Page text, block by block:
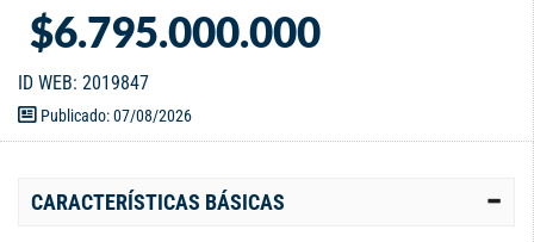
$6.795.000.000
ID WEB: 2019847
Publicado: 07/08/2026
CARACTERÍSTICAS BÁSICAS